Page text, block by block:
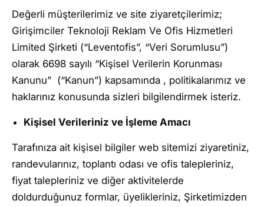
Değerli müşterilerimiz ve site ziyaretçilerimiz;
Girişimciler Teknoloji Reklam Ve Ofis Hizmetleri
Limited Şirketi (“Leventofis”, “Veri Sorumlusu”)
olarak 6698 sayılı “Kişisel Verilerin Korunması
Kanunu” (“Kanun”) kapsamında , politikalarımız ve
haklarınız konusunda sizleri bilgilendirmek isteriz.
Kişisel Verileriniz ve İşleme Amacı
Tarafınıza ait kişisel bilgiler web sitemizi ziyaretiniz,
randevularınız, toplantı odası ve ofis talepleriniz,
fiyat talepleriniz ve diğer aktivitelerde
doldurduğunuz formlar, üyelikleriniz, Şirketimizden